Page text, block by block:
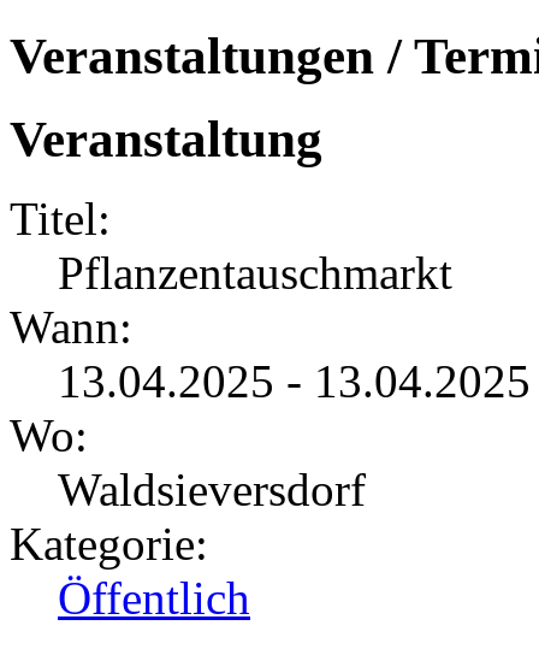
Veranstaltungen /
Veranstaltung
Titel:
Pflanzentauschmarkt
Wann:
13.04.2025 -
Wo:
Waldsieversdorf
Kategorie:
Öffentlich